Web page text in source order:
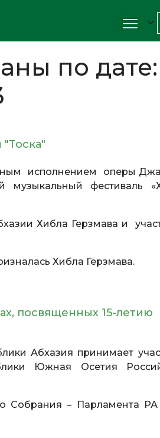
по дате:
исполнением оперы
музыкальный фестиваль
Хибла Герзмава и
Хибла Герзмава.
посвященных 15-летию
Абхазия принимает
Южная Осетия
Собрания – Парламента